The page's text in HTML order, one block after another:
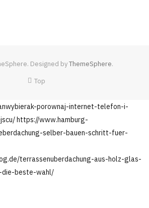
Designed byThemeSphere.
Top
porownaj-internet-telefon-i-
https://www.hamburg-
selber-bauen-schritt-fuer-
terrassenuberdachung-aus-holz-glas-
die-beste-wahl/